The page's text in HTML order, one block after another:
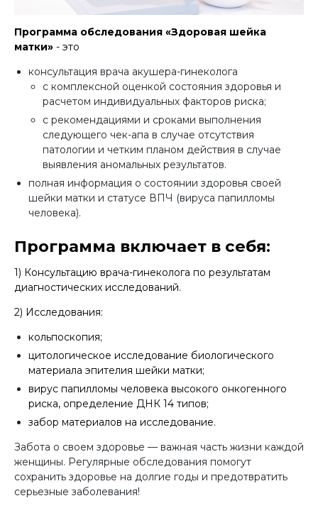
Программа обследования «Здоровая шейка
матки» - это
консультация врача акушера-гинеколога
с комплексной оценкой состояния здоровья и
расчетом индивидуальных факторов риска;
с рекомендациями и сроками выполнения
следующего чек-апа в случае отсутствия
патологии и четким планом действия в случае
выявления аномальных результатов.
полная информация о состоянии здоровья своей
шейки матки и статусе ВПЧ (вируса папилломы
человека).
Программа включает в себя:
1) Консультацию врача-гинеколога по результатам
диагностических исследований.
2) Исследования:
кольпоскопия;
цитологическое исследование биологического
материала эпителия шейки матки;
вирус папилломы человека высокого онкогенного
риска, определение ДНК 14 типов;
забор материалов на исследование.
Забота о своем здоровье — важная часть жизни каждой
женщины. Регулярные обследования помогут
сохранить здоровье на долгие годы и предотвратить
серьезные заболевания!